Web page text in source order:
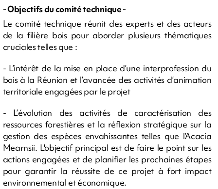
- Objectifs du comité technique -
Le comité technique réunit des experts et des acteurs
de la filière bois pour aborder plusieurs thématiques
cruciales telles que :
- L’intérêt de la mise en place d’une interprofession du
bois à la Réunion et l’avancée des activités d’animation
territoriale engagées par le projet
- L’évolution des activités de caractérisation des
ressources forestières et la réflexion stratégique sur la
gestion des espèces envahissantes telles que l’Acacia
Mearnsii. L'objectif principal est de faire le point sur les
actions engagées et de planifier les prochaines étapes
pour garantir la réussite de ce projet à fort impact
environnemental et économique.